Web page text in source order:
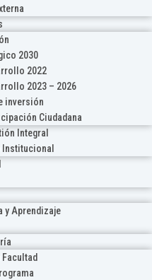
2030
2022
2023 – 2026
inversión
Ciudadana
Integral
y Aprendizaje